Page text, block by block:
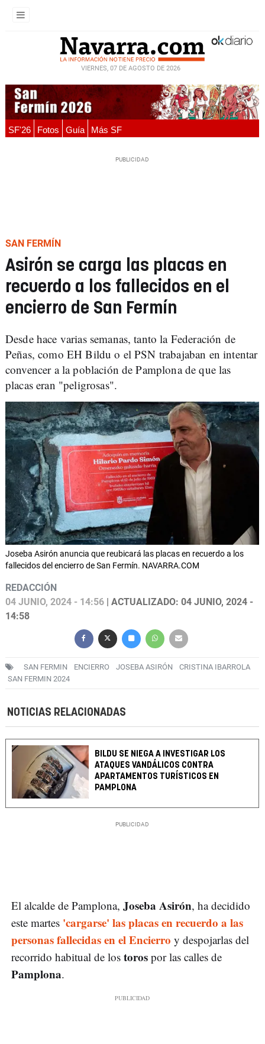
VIERNES, 07 DE AGOSTO DE 2026
SF'26 Fotos Guía Más SF
SAN FERMÍN
Asirón se carga las placas en
recuerdo a los fallecidos en el
encierro de San Fermín
Desde hace varias semanas, tanto la Federación de
Peñas, como EH Bildu o el PSN trabajaban en intentar
convencer a la población de Pamplona de que las
placas eran "peligrosas".
Joseba Asirón anuncia que reubicará las placas en recuerdo a los
fallecidos del encierro de San Fermín. NAVARRA.COM
REDACCIÓN
04 JUNIO, 2024 - 14:56 | ACTUALIZADO: 04 JUNIO, 2024 -
14:58
SAN FERMIN ENCIERRO JOSEBA ASIRÓN
CRISTINA IBARROLA
SAN FERMIN 2024
NOTICIAS RELACIONADAS
BILDU SE NIEGA A INVESTIGAR LOS
ATAQUES VANDÁLICOS CONTRA
APARTAMENTOS TURÍSTICOS EN
PAMPLONA
El alcalde de Pamplona, Joseba Asirón, ha decidido
este martes 'cargarse' las placas en recuerdo a las
personas fallecidas en el Encierro y despojarlas del
recorrido habitual de los toros por las calles de
Pamplona.